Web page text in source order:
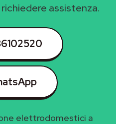
assistenza.
elettrodomestici a